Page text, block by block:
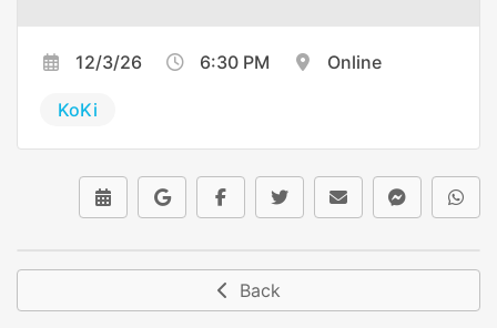
12/3/26 6:30 PM Online
KoKi
Back